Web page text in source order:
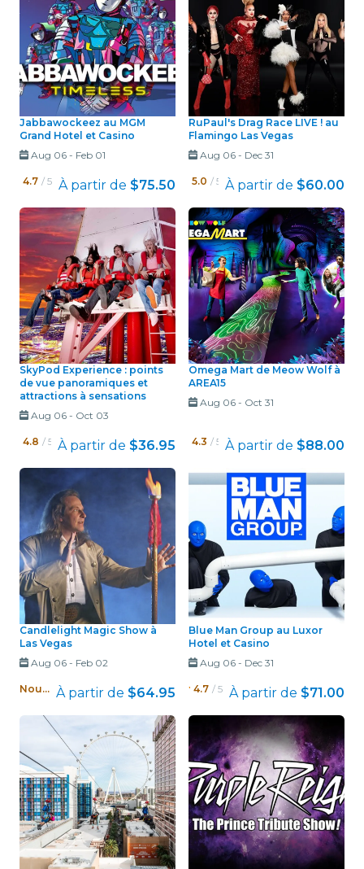
Jabbawockeez au MGM
Grand Hotel et Casino
Aug 06- Feb 01
4.7 / 5 À partir de $75.50
RuPaul's Drag Race LIVE ! au
Flamingo Las Vegas
Aug 06- Dec 31
5.0 / 5 À partir de $60.00
SkyPod Experience : points
de vue panoramiques et
attractions à sensations
Aug 06- Oct 03
4.8 / 5 À partir de $36.95
Omega Mart de Meow Wolf à
AREA15
Aug 06- Oct 31
4.3 / 5 À partir de $88.00
Candlelight Magic Show à
Las Vegas
Aug 06- Feb 02
Nouveau ! À partir de $64.95
Blue Man Group au Luxor
Hotel et Casino
Aug 06- Dec 31
4.7 / 5 À partir de $71.00